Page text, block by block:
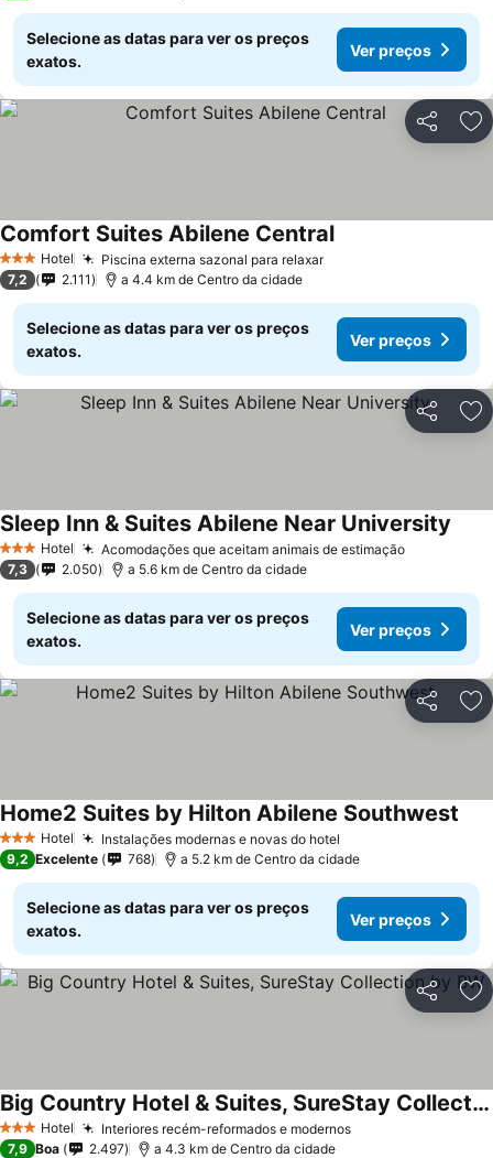
Selecione as datas para ver os preços
exatos.
Ver preços
Partilhar
3 EstrelasHotel Piscina externa sazonal para relaxar
Comfort Suites Abilene Central
7,2 2.111 a 4.4 km de Centro da cidade
Selecione as datas para ver os preços
exatos.
Ver preços
Partilhar
3 EstrelasHotel Acomodações que aceitam animais de estimação
Sleep Inn & Suites Abilene Near University
7,3 2.050 a 5.6 km de Centro da cidade
Selecione as datas para ver os preços
exatos.
Ver preços
Partilhar
3 EstrelasHotel Instalações modernas e novas do hotel
Home2 Suites by Hilton Abilene Southwest
9,2 Excelente 768 a 5.2 km de Centro da cidade
Selecione as datas para ver os preços
exatos.
Ver preços
Partilhar
3 EstrelasHotel Interiores recém-reformados e modernos
Big Country Hotel & Suites, SureStay Collection by BW
7,9 Boa 2.497 a 4.3 km de Centro da cidade